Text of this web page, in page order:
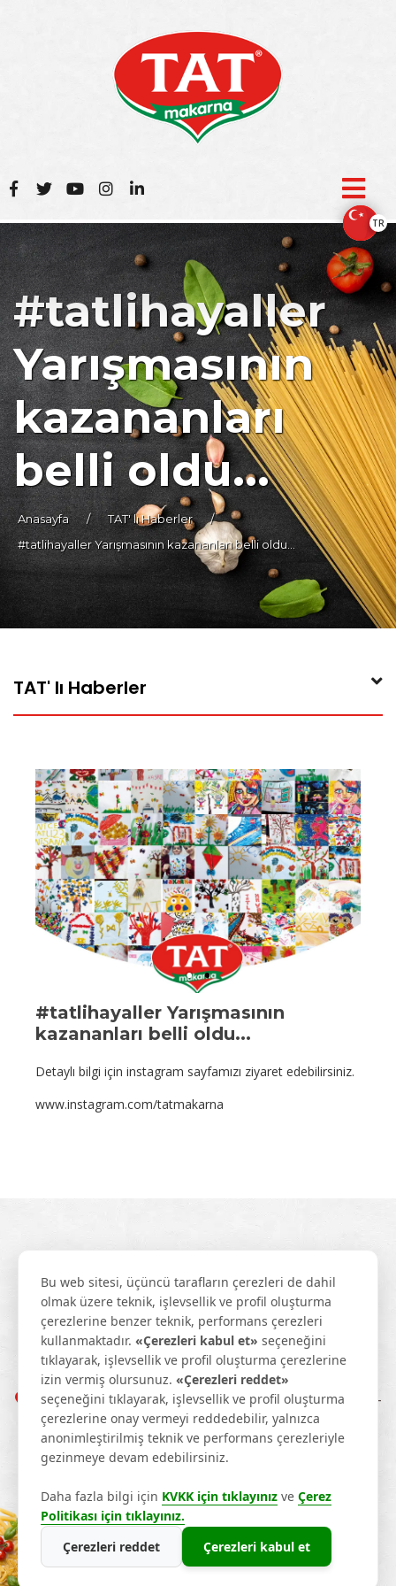
TR
#tatlihayaller
Yarışmasının
kazananları
belli oldu...
Anasayfa / TAT' lı Haberler
/
#tatlihayaller Yarışmasının kazananları belli oldu...
TAT' lı Haberler
#tatlihayaller Yarışmasının
kazananları belli oldu...
Detaylı bilgi için instagram sayfamızı ziyaret edebilirsiniz.
www.instagram.com/tatmakarna
+90 342 337 28 40
info@tatmakarna.com
1. Organize Sanayi Bölgesi 83103 Nolu Cadde No: 8-
10, 27120 Şehitkamil/Gaziantep
T羹m Haklar覺 Sakl覺d覺r. © 2026
Bu web sitesi, üçüncü tarafların çerezleri de dahil
olmak üzere teknik, işlevsellik ve profil oluşturma
çerezlerine benzer teknik, performans çerezleri
kullanmaktadır. «Çerezleri kabul et» seçeneğini
tıklayarak, işlevsellik ve profil oluşturma çerezlerine
izin vermiş olursunuz. «Çerezleri reddet»
seçeneğini tıklayarak, işlevsellik ve profil oluşturma
çerezlerine onay vermeyi reddedebilir, yalnızca
anonimleştirilmiş teknik ve performans çerezleriyle
gezinmeye devam edebilirsiniz.
Daha fazla bilgi için KVKK için tıklayınız ve Çerez
Politikası için tıklayınız.
Çerezleri reddet
Çerezleri kabul et